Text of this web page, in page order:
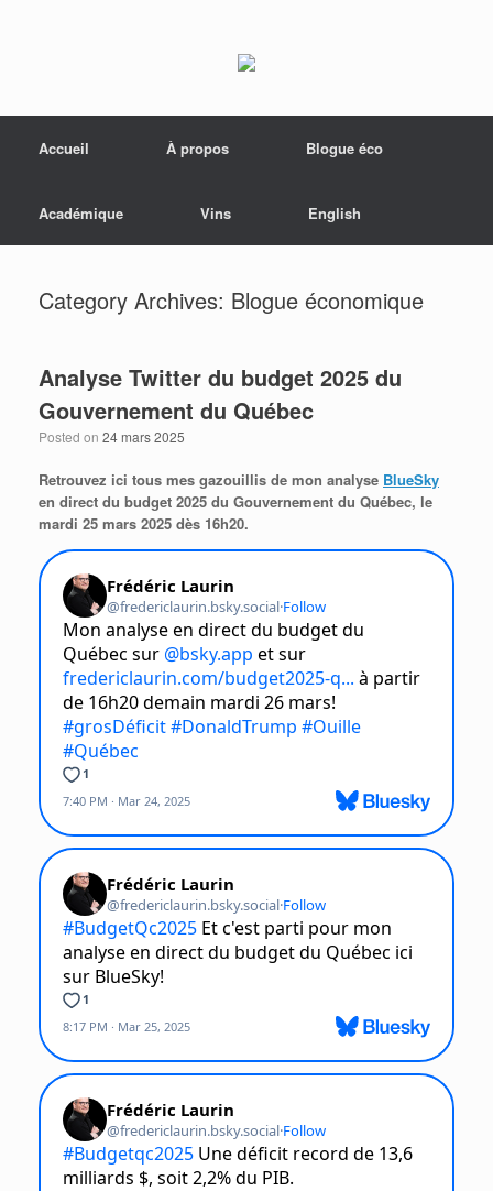
Accueil
À propos Blogue éco
Académique Vins English
Category Archives: Blogue économique
Analyse Twitter du budget 2025 du
Gouvernement du Québec
Posted on 24 mars 2025
Retrouvez ici tous mes gazouillis de mon analyse BlueSky
en direct du budget 2025 du Gouvernement du Québec, le
mardi 25 mars 2025 dès 16h20.